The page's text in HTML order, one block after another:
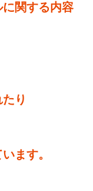
関する内容
り
ます。